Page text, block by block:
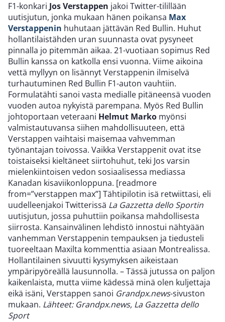
F1-konkari Jos Verstappen jakoi Twitter-tilillään
uutisjutun, jonka mukaan hänen poikansa Max
Verstappenin huhutaan jättävän Red Bullin. Huhut
hollantilaistähden uran suunnasta ovat pysyneet
pinnalla jo pitemmän aikaa. 21-vuotiaan sopimus Red
Bullin kanssa on katkolla ensi vuonna. Viime aikoina
vettä myllyyn on lisännyt Verstappenin ilmiselvä
turhautuminen Red Bullin F1-auton vauhtiin.
Formulatähti sanoi vasta medialle pitäneensä vuoden
vuoden autoa nykyistä parempana. Myös Red Bullin
johtoportaan veteraani Helmut Marko myönsi
valmistautuvansa siihen mahdollisuuteen, että
Verstappen vaihtaisi maisemaa vahvemman
työnantajan toivossa. Vaikka Verstappenit ovat itse
toistaiseksi kieltäneet siirtohuhut, teki Jos varsin
mielenkiintoisen vedon sosiaalisessa mediassa
Kanadan kisaviikonloppuna. [readmore
from=”verstappen max”] Tähtipilotin isä retwiittasi, eli
uudelleenjakoi Twitterissä La Gazzetta dello Sportin
uutisjutun, jossa puhuttiin poikansa mahdollisesta
siirrosta. Kansainvälinen lehdistö innostui nähtyään
vanhemman Verstappenin tempauksen ja tiedusteli
tuoreeltaan Maxilta kommenttia asiaan Montrealissa.
Hollantilainen sivuutti kysymyksen aikeistaan
ympäripyöreällä lausunnolla. – Tässä jutussa on paljon
kaikenlaista, mutta viime kädessä minä olen kuljettaja
eikä isäni, Verstappen sanoi Grandpx.news-sivuston
mukaan. Lähteet: Grandpx.news, La Gazzetta dello
Sport